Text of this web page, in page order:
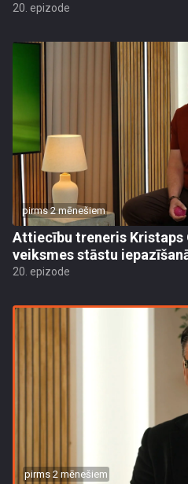
20. epizode
pirms 2 mēnešiem
Attiecību treneris Kristaps
veiksmes stāstu
20. epizode
pirms 2 mēnešiem